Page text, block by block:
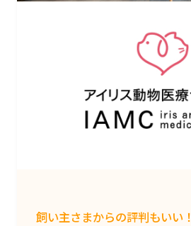
飼い主さまからの評判もいい！